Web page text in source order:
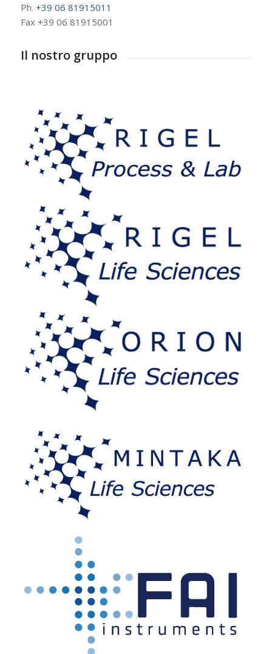
Ph. +39 06 81915011
Fax +39 06 81915001
Il nostro gruppo